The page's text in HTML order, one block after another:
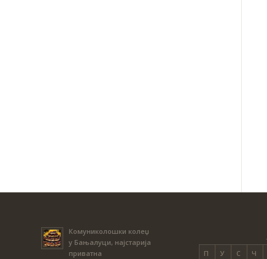
Комуниколошки колеџ
у Бањалуци, најстарија
приватна
П У С Ч